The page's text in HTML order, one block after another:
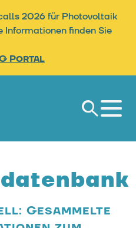
2026 für Photovoltaik
Informationen finden Sie
Portal
Suche
Gesammelte